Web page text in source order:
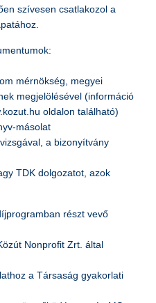
szívesen csatlakozol a
mérnökség, megyei
megjelölésével (információ
oldalon található)
másolat
a bizonyítvány
TDK dolgozatot, azok
részt vevő
Nonprofit Zrt. által
a Társaság gyakorlati